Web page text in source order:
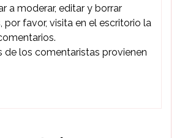
a moderar, editar y borrar
por favor, visita en el escritorio la
de los comentaristas provienen